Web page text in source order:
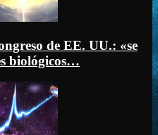
de EE. UU.: «se
biológicos…